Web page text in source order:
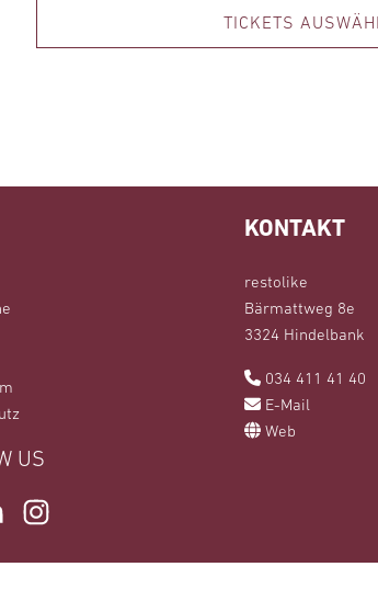
TICKETS
US
Instagram
KONTAKT
restolike
Bärmattweg 8e
3324 Hindelbank
034 411 41 40
E-Mail
Web